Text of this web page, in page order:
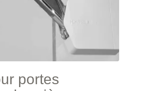
portes